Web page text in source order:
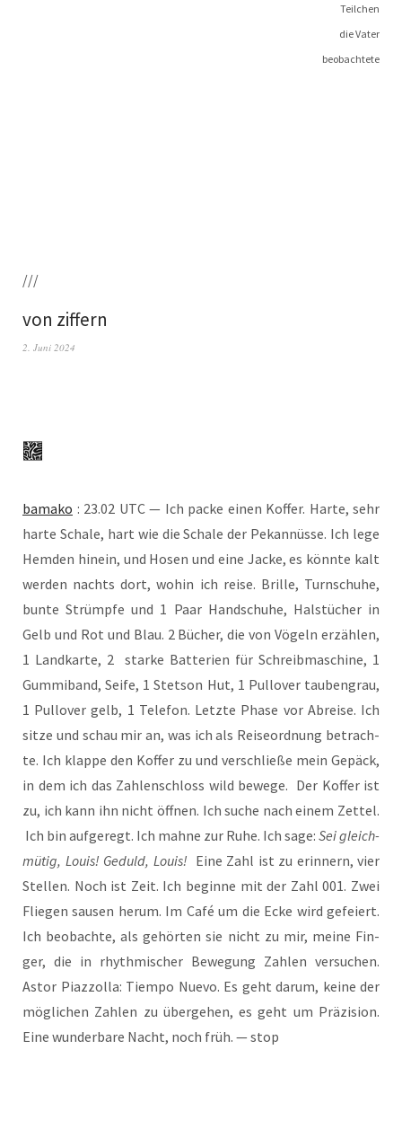
Teilchen
die Vater
beobachtete
///
von ziffern
2. Juni 2024
bamako : 23.02 UTC — Ich packe einen Kof­fer. Har­te, sehr
har­te Scha­le, hart wie die Scha­le der Pekan­nüs­se. Ich lege
Hem­den hin­ein, und Hosen und eine Jacke, es könn­te kalt
wer­den nachts dort, wohin ich rei­se. Bril­le, Turn­schu­he,
bun­te Strümp­fe und 1 Paar Hand­schu­he, Hals­tü­cher in
Gelb und Rot und Blau. 2 Bücher, die von Vögeln erzäh­len,
1 Land­kar­te, 2 star­ke Bat­te­rien für Schreib­ma­schi­ne, 1
Gum­mi­band, Sei­fe, 1 Stet­son Hut, 1 Pull­over tau­ben­grau,
1 Pull­over gelb, 1 Tele­fon. Letz­te Pha­se vor Abrei­se. Ich
sit­ze und schau mir an, was ich als Rei­se­ord­nung betrach­
te. Ich klap­pe den Kof­fer zu und ver­schlie­ße mein Gepäck,
in dem ich das Zah­len­schloss wild bewe­ge. Der Kof­fer ist
zu, ich kann ihn nicht öff­nen. Ich suche nach einem Zet­tel.
Ich bin auf­ge­regt. Ich mah­ne zur Ruhe. Ich sage: Sei gleich­
mü­tig, Lou­is! Geduld, Lou­is! Eine Zahl ist zu erin­nern, vier
Stel­len. Noch ist Zeit. Ich begin­ne mit der Zahl 001. Zwei
Flie­gen sau­sen her­um. Im Café um die Ecke wird gefei­ert.
Ich beob­ach­te, als gehör­ten sie nicht zu mir, mei­ne Fin­
ger, die in rhyth­mi­scher Bewe­gung Zah­len ver­su­chen.
Astor Piaz­zolla: Tiem­po Nue­vo. Es geht dar­um, kei­ne der
mög­li­chen Zah­len zu über­ge­hen, es geht um Prä­zi­si­on.
Eine wun­der­ba­re Nacht, noch früh. — stop